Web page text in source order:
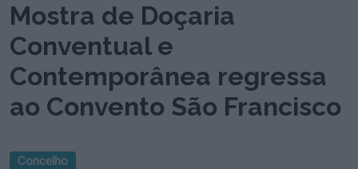
Mostra de Doçaria
Conventual e
Contemporânea regressa
ao Convento São Francisco
Concelho